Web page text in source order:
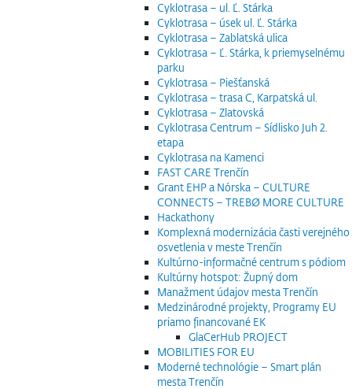
Cyklotrasa – ul. Ľ. Stárka
Cyklotrasa – úsek ul. Ľ. Stárka
Cyklotrasa – Zablatská ulica
Cyklotrasa – Ľ. Stárka, k priemyselnému
parku
Cyklotrasa – Piešťanská
Cyklotrasa – trasa C, Karpatská ul.
Cyklotrasa – Zlatovská
Cyklotrasa Centrum – Sídlisko Juh 2.
etapa
Cyklotrasa na Kamenci
FAST CARE Trenčín
Grant EHP a Nórska – CULTURE
CONNECTS – TREBØ MORE CULTURE
Hackathony
Komplexná modernizácia časti verejného
osvetlenia v meste Trenčín
Kultúrno-informačné centrum s pódiom
Kultúrny hotspot: Župný dom
Manažment údajov mesta Trenčín
Medzinárodné projekty, Programy EU
priamo financované EK
GlaCerHub PROJECT
MOBILITIES FOR EU
Moderné technológie – Smart plán
mesta Trenčín